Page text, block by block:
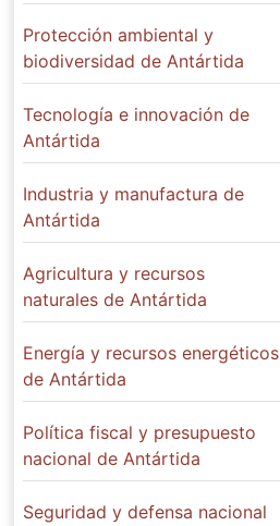
Protección ambiental y
biodiversidad de Antártida
Tecnología e innovación de
Antártida
Industria y manufactura de
Antártida
Agricultura y recursos
naturales de Antártida
Energía y recursos energéticos
de Antártida
Política fiscal y presupuesto
nacional de Antártida
Seguridad y defensa nacional